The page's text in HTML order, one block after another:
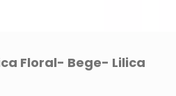
Floral- Bege- Lilica